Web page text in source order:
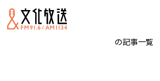
の記事一覧